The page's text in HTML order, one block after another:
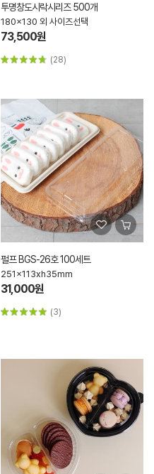
투명창도시락시리즈 500개
180x130 외 사이즈선택
73,500원
(28)
펄프 BGS-26호 100세트
251x113xh35mm
31,000원
(3)